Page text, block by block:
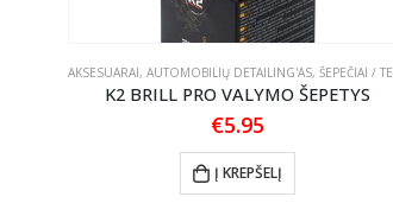
AKSESUARAI, AUTOMOBILIŲ DETAILING'AS, ŠEPEČIAI / TEPTUKAI
K2 BRILL PRO VALYMO ŠEPETYS
€5.95
Į KREPŠELĮ